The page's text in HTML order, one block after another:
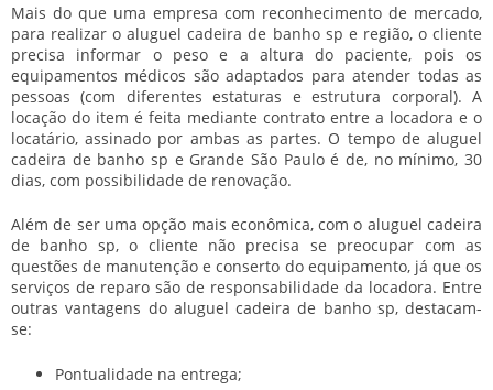
Mais do que uma empresa com reconhecimento de mercado,
para realizar oaluguel cadeira de banho sp e região, o cliente
precisa informar o peso e a altura do paciente, pois os
equipamentos médicos são adaptados para atender todas as
pessoas (com diferentes estaturas e estrutura corporal). A
locação do item é feita mediante contrato entre a locadora e o
locatário, assinado por ambas as partes. O tempo de aluguel
cadeira de banho sp e Grande São Paulo é de, no mínimo, 30
dias, com possibilidade de renovação.
Além de ser uma opção mais econômica, com o aluguel cadeira
de banho sp, o cliente não precisa se preocupar com as
questões de manutenção e conserto do equipamento, já que os
serviços de reparo são de responsabilidade da locadora. Entre
outras vantagens do aluguel cadeira de banho sp, destacam-
se:
Pontualidade na entrega;